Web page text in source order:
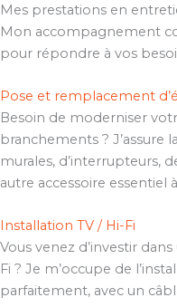
Mes prestations en
Mon accompagnement
pour répondre à vos
Pose et remplacement
Besoin de moderniser
branchements ? J’assure
murales, d’interrupteurs,
autre accessoire essentiel
Installation TV / Hi-Fi
Vous venez d’investir
Fi ? Je m’occupe de
parfaitement, avec un